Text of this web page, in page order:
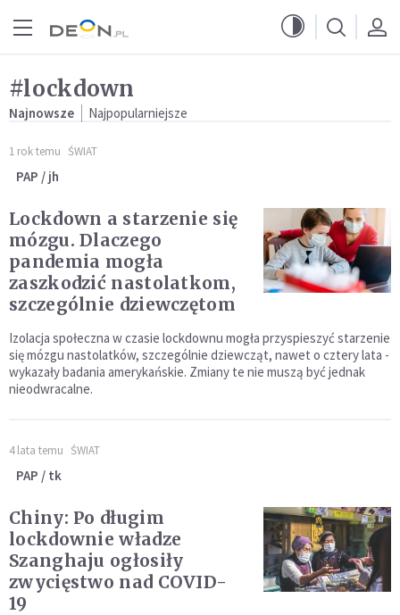
#lockdown
Najnowsze Najpopularniejsze
1 rok temu ŚWIAT
PAP / jh
Lockdown a starzenie się
mózgu. Dlaczego
pandemia mogła
zaszkodzić nastolatkom,
szczególnie dziewczętom
Izolacja społeczna w czasie lockdownu mogła przyspieszyć starzenie
się mózgu nastolatków, szczególnie dziewcząt, nawet o cztery lata -
wykazały badania amerykańskie. Zmiany te nie muszą być jednak
nieodwracalne.
4 lata temu ŚWIAT
PAP / tk
Chiny: Po długim
lockdownie władze
Szanghaju ogłosiły
zwycięstwo nad COVID-
19